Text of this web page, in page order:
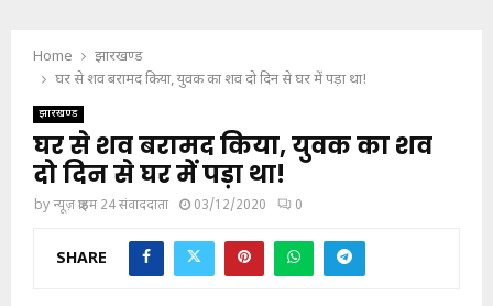
Home
झारखण्ड
घर से शव बरामद किया, युवक का शव दो दिन से घर में पड़ा था!
झारखण्ड
घर से शव बरामद किया, युवक का शव
दो दिन से घर में पड़ा था!
byन्यूज़ क्राइम 24 संवाददाता 03/12/2020 0
SHARE